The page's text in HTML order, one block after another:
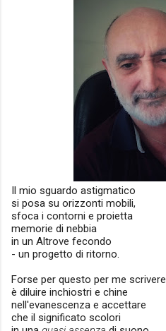
Il mio sguardo astigmatico
si posa su orizzonti mobili,
sfoca i contorni e proietta
memorie di nebbia
in un Altrove fecondo
- un progetto di ritorno.
Forse per questo per me scrivere
è diluire inchiostri e chine
nell'evanescenza e accettare
che il significato scolori